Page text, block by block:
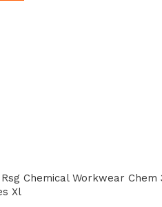
Rsg Chemical Workwear Chem
Xl